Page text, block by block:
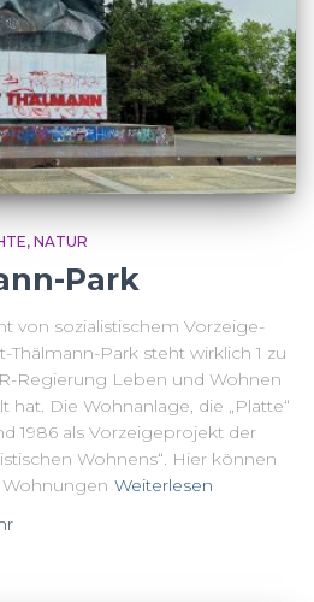
NATUR
Park
von sozialistischem Vorzeige-
Park steht wirklich 1 zu
Regierung Leben und Wohnen
hat. Die Wohnanlage, die „Platte“
1986 als Vorzeigeprojekt der
Wohnens“. Hier können
Weiterlesen